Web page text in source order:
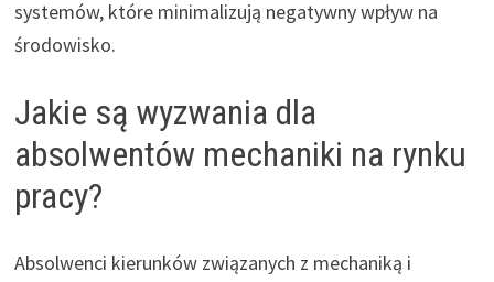
systemów, które minimalizują negatywny wpływ na
środowisko.
Jakie są wyzwania dla
absolwentów mechaniki na rynku
pracy?
Absolwenci kierunków związanych z mechaniką i